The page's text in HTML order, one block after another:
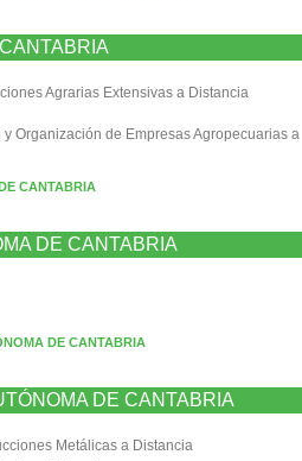
Agrarias Extensivas a Distancia
y Organización de Empresas Agropecuarias a
CANTABRIA
DE CANTABRIA
DE CANTABRIA
DE CANTABRIA
Metálicas a Distancia